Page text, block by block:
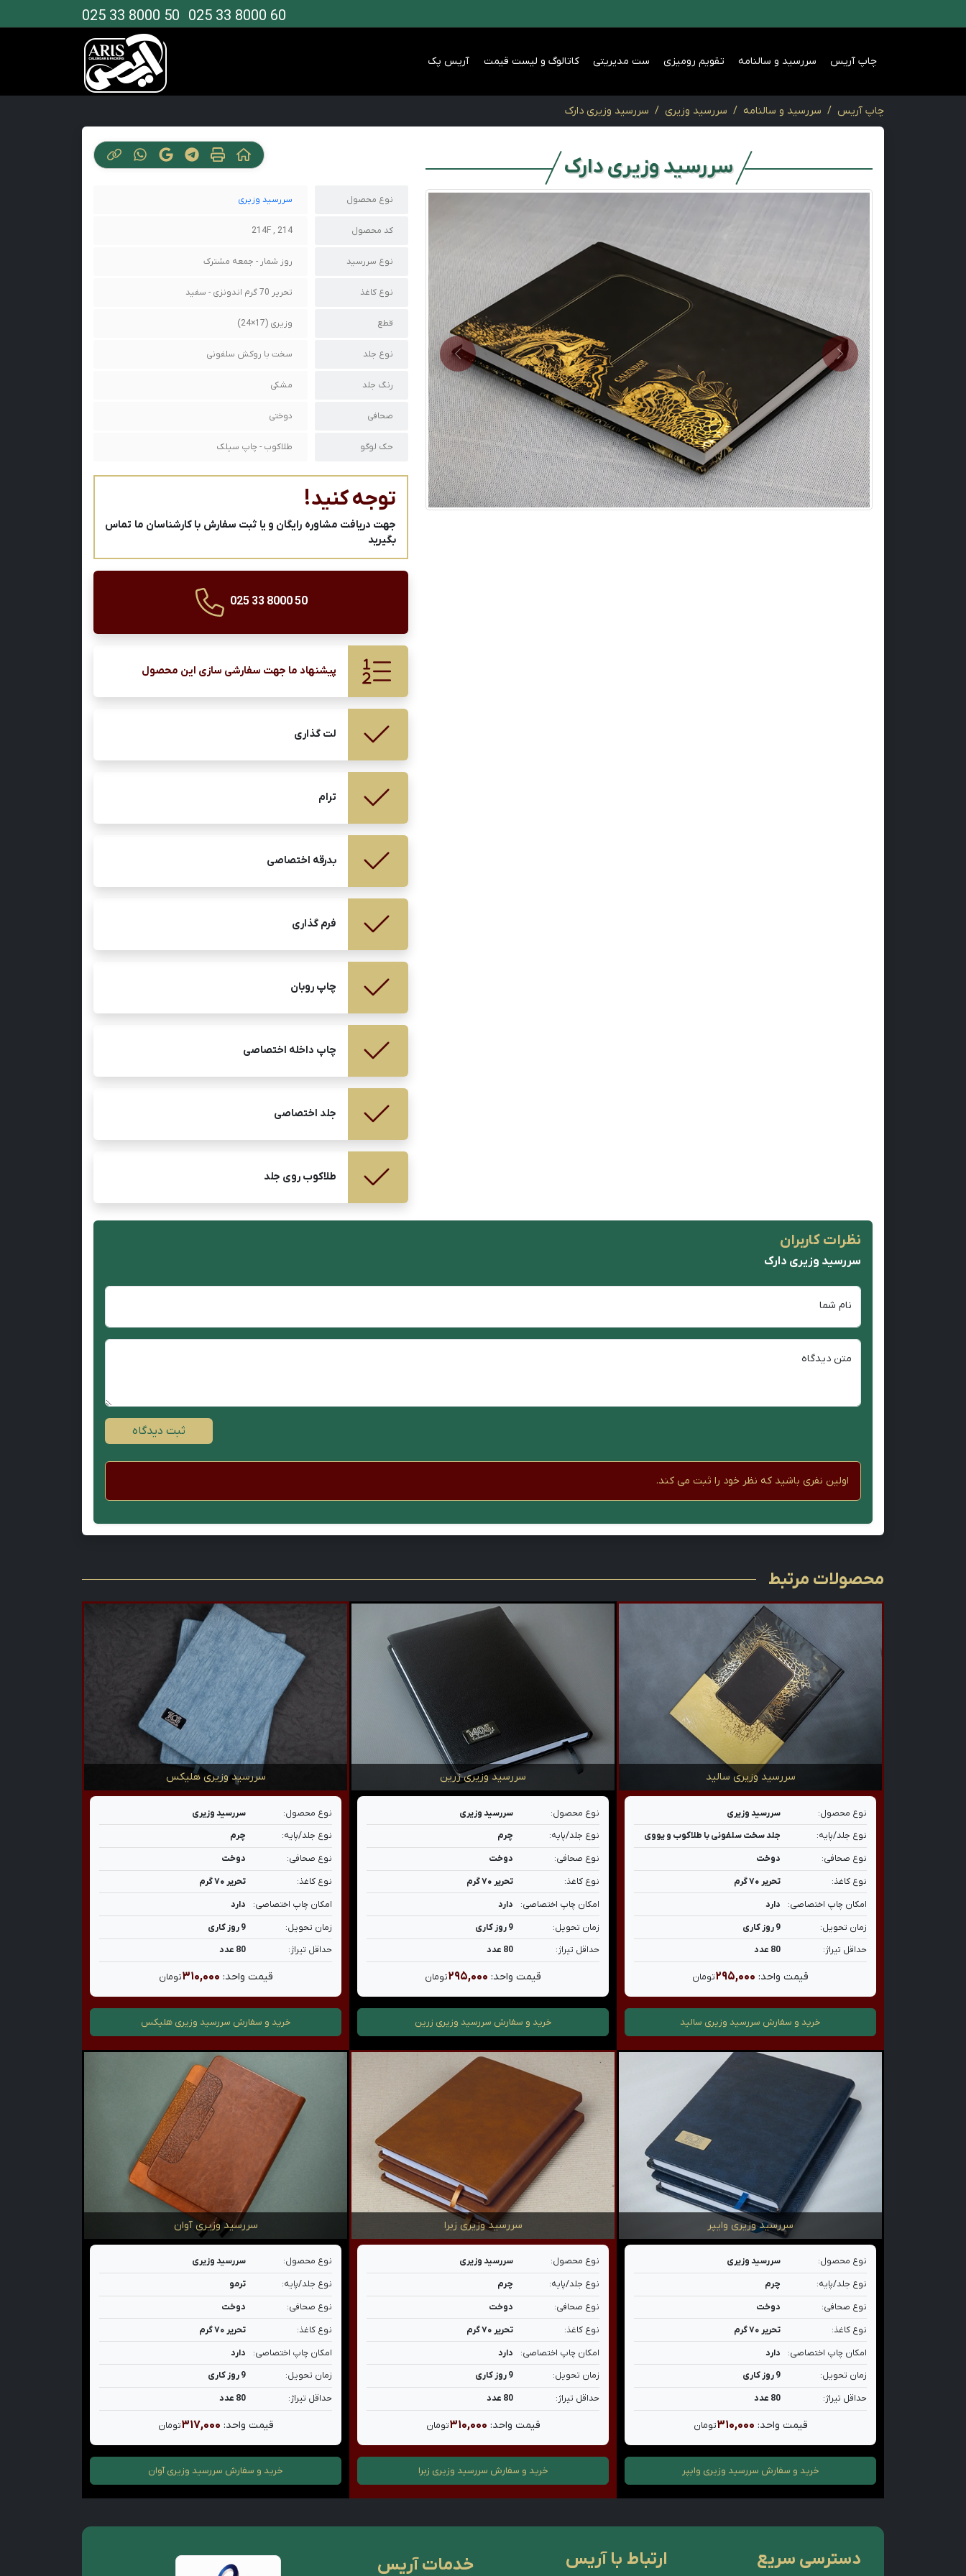
025 33 8000 60
025 33 8000 50
چاپ آریس سررسید و سالنامه تقویم رومیزی ست مدیریتی کاتالوگ و لیست قیمت آریس پک
چاپ آریس سررسید و سالنامه سررسید وزیری سررسید وزیری دارک
سررسید وزیری دارک
Previous
Next
نوع محصول سررسید وزیری
کد محصول 214 , 214F
نوع سررسید روز شمار - جمعه مشترک
نوع کاغذ تحریر 70 گرم اندونزی - سفید
قطع وزیری (17×24)
نوع جلد سخت با روکش سلفونی
رنگ جلد مشکی
صحافی دوختی
حک لوگو طلاکوب - چاپ سیلک
توجه کنید!
جهت دریافت مشاوره رایگان و یا ثبت سفارش با کارشناسان ما تماس
بگیرید
025 33 8000 50
پیشنهاد ما جهت سفارشی سازی این محصول
لت گذاری
ترام
بدرقه اختصاصی
فرم گذاری
چاپ روبان
چاپ داخله اختصاصی
جلد اختصاصی
طلاکوب روی جلد
نظرات کاربران
سررسید وزیری دارک
نام شما
متن دیدگاه
ثبت دیدگاه
اولین نفری باشید که نظر خود را ثبت می کند.
محصولات مرتبط
سررسید وزیری سالید
نوع محصول:
سررسید وزیری
نوع جلد/پایه:
جلد سخت سلفونی با طلاکوب و یووی
نوع صحافی:
دوخت
نوع کاغذ:
تحریر ۷۰ گرم
امکان چاپ اختصاصی:
دارد
زمان تحویل:
9 روز کاری
حداقل تیراژ:
80 عدد
قیمت واحد: ۲۹۵,۰۰۰تومان
خرید و سفارش سررسید وزیری سالید
سررسید وزیری زرین
نوع محصول:
سررسید وزیری
نوع جلد/پایه:
چرم
نوع صحافی:
دوخت
نوع کاغذ:
تحریر ۷۰ گرم
امکان چاپ اختصاصی:
دارد
زمان تحویل:
9 روز کاری
حداقل تیراژ:
80 عدد
قیمت واحد: ۲۹۵,۰۰۰تومان
خرید و سفارش سررسید وزیری زرین
سررسید وزیری هلیکس
نوع محصول:
سررسید وزیری
نوع جلد/پایه:
چرم
نوع صحافی:
دوخت
نوع کاغذ:
تحریر ۷۰ گرم
امکان چاپ اختصاصی:
دارد
زمان تحویل:
9 روز کاری
حداقل تیراژ:
80 عدد
قیمت واحد: ۳۱۰,۰۰۰تومان
خرید و سفارش سررسید وزیری هلیکس
سررسید وزیری وایپر
نوع محصول:
سررسید وزیری
نوع جلد/پایه:
چرم
نوع صحافی:
دوخت
نوع کاغذ:
تحریر ۷۰ گرم
امکان چاپ اختصاصی:
دارد
زمان تحویل:
9 روز کاری
حداقل تیراژ:
80 عدد
قیمت واحد: ۳۱۰,۰۰۰تومان
خرید و سفارش سررسید وزیری وایپر
سررسید وزیری زبرا
نوع محصول:
سررسید وزیری
نوع جلد/پایه:
چرم
نوع صحافی:
دوخت
نوع کاغذ:
تحریر ۷۰ گرم
امکان چاپ اختصاصی:
دارد
زمان تحویل:
9 روز کاری
حداقل تیراژ:
80 عدد
قیمت واحد: ۳۱۰,۰۰۰تومان
خرید و سفارش سررسید وزیری زبرا
سررسید وزیری آوان
نوع محصول:
سررسید وزیری
نوع جلد/پایه:
ترمو
نوع صحافی:
دوخت
نوع کاغذ:
تحریر ۷۰ گرم
امکان چاپ اختصاصی:
دارد
زمان تحویل:
9 روز کاری
حداقل تیراژ:
80 عدد
قیمت واحد: ۳۱۷,۰۰۰تومان
خرید و سفارش سررسید وزیری آوان
دسترسی سریع ارتباط با آریس خدمات آریس